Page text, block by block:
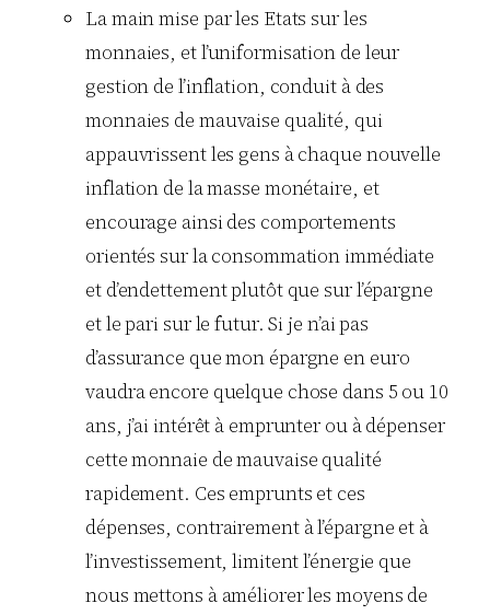
La main mise par les Etats sur les
monnaies, et l’uniformisation de leur
gestion de l’inflation, conduit à des
monnaies de mauvaise qualité, qui
appauvrissent les gens à chaque nouvelle
inflation de la masse monétaire, et
encourage ainsi des comportements
orientés sur la consommation immédiate
et d’endettement plutôt que sur l’épargne
et le pari sur le futur. Si je n’ai pas
d’assurance que mon épargne en euro
vaudra encore quelque chose dans 5 ou 10
ans, j’ai intérêt à emprunter ou à dépenser
cette monnaie de mauvaise qualité
rapidement. Ces emprunts et ces
dépenses, contrairement à l’épargne et à
l’investissement, limitent l’énergie que
nous mettons à améliorer les moyens de